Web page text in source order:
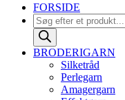
FORSIDE
Products
search
BRODERIGARN
Silketråd
Perlegarn
Amagergarn